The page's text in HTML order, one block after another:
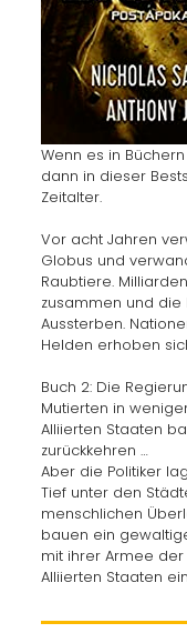
Wenn es in
dann in dieser
Zeitalter.
Vor acht Jahren
Globus und
Raubtiere.
zusammen und die
Aussterben.
Helden erhoben
Buch 2: Die
Mutierten in
Alliierten Staaten
zurückkehren …
Aber die Politiker
Tief unter den
menschlichen
bauen ein
mit ihrer Armee
Alliierten Staaten